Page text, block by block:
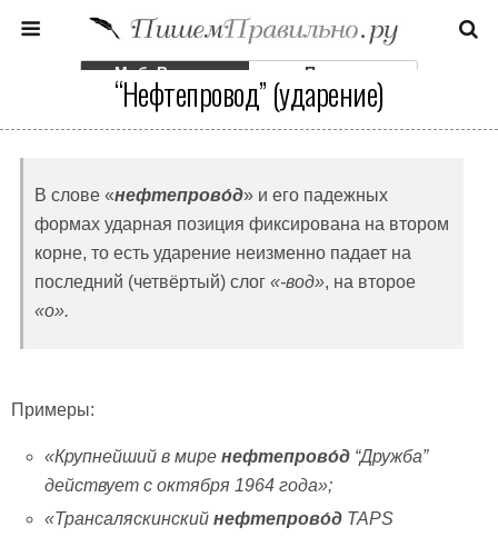
Моб. Версия Полная
“Нефтепровод” (ударение)
В слове «нефтепрово́д» и его падежных
формах ударная позиция фиксирована на втором
корне, то есть ударение неизменно падает на
последний (четвёртый) слог «-вод», на второе
«о».
Примеры:
«Крупнейший в миренефтепрово́д “Дружба”
действует с октября 1964 года»;
«Трансаляскинский нефтепрово́д TAPS